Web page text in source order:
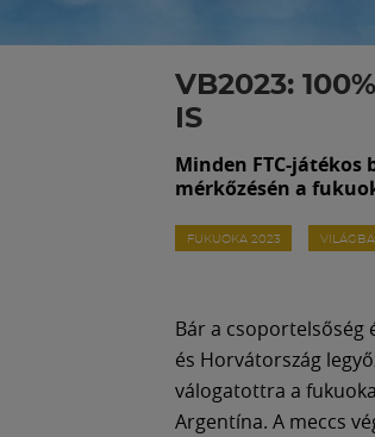
VB2023:
IS
Minden FTC-
mérkőzésén a
FUKUOKA 2023
Bár a csoportelsőség
és Horvátország
válogatottra a
Argentína. A meccs